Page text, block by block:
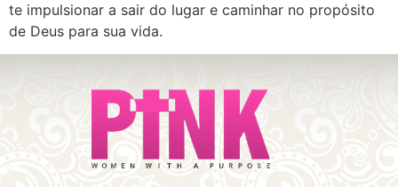
te impulsionar a sair do lugar e caminhar no propósito
de Deus para sua vida.